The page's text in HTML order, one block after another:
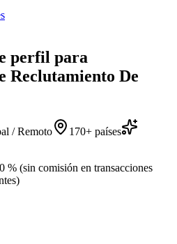
perfil para
Reclutamiento De
/ Remoto
170+ países
% (sin comisión en transacciones